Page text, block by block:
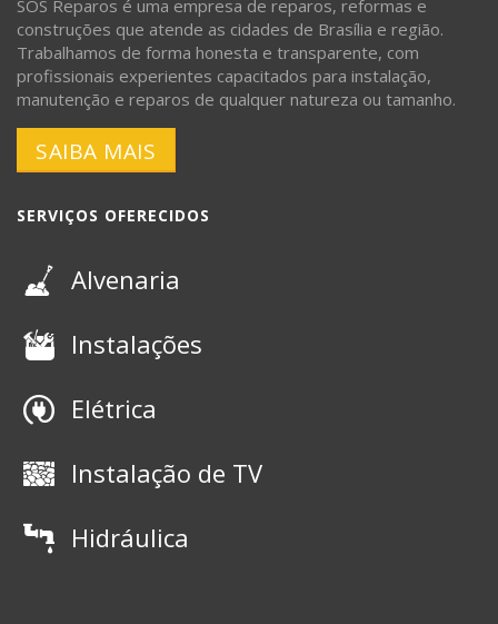
SOS Reparos é uma empresa de reparos, reformas e
construções que atende as cidades de Brasília e região.
Trabalhamos de forma honesta e transparente, com
profissionais experientes capacitados para instalação,
manutenção e reparos de qualquer natureza ou tamanho.
SAIBA MAIS
SERVIÇOS OFERECIDOS
Alvenaria
Instalações
Elétrica
Instalação de TV
Hidráulica